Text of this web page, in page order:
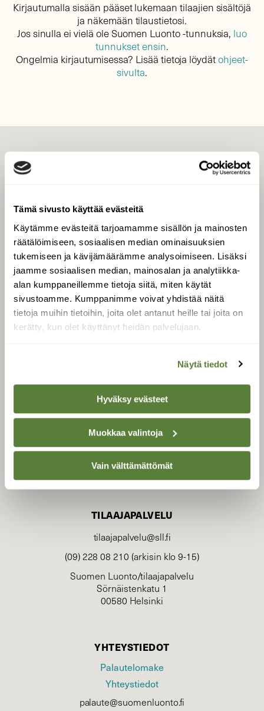
Tämä sivusto käyttää evästeitä
Käytämme evästeitä tarjoamamme sisällön ja mainosten
räätälöimiseen, sosiaalisen median ominaisuuksien
tukemiseen ja kävijämäärämme analysoimiseen. Lisäksi
jaamme sosiaalisen median, mainosalan ja analytiikka-
alan kumppaneillemme tietoja siitä, miten käytät
sivustoamme. Kumppanimme voivat yhdistää näitä
tietoja muihin tietoihin, joita olet antanut heille tai joita on
kerätty, kun olet käyttänyt heidän palvelujaan.
Näytä tiedot
Hyväksy evästeet
Muokkaa valintoja
Vain välttämättömät
Kirjautumalla sisään pääset lukemaan tilaajien sisältöjä
ja näkemään tilaustietosi.
Jos sinulla ei vielä ole Suomen Luonto -tunnuksia, luo
tunnukset ensin.
Ongelmia kirjautumisessa? Lisää tietoja löydätohjeet-
sivulta.
Tilaa digilukuoikeus
Äänestä parasta juttua
Tilaa uutiskirje
SUOMEN LUONNON­
SUOJELU­LIITTO
Suomen Luonto -lehden
luonnonsuojelu­liitto.
TILAAJAPALVELU
tilaajapalvelu@sll.fi
(09) 228 08 210 (arkisin klo 9-15)
Suomen Luonto/tilaajapalvelu
Sörnäistenkatu 1
00580 Helsinki
YHTEYSTIEDOT
Palautelomake
Yhteystiedot
palaute@suomenluonto.fi